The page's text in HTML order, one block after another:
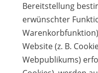
Bereitstellung
erwünschter
Website (z. B.
Webpublikums)